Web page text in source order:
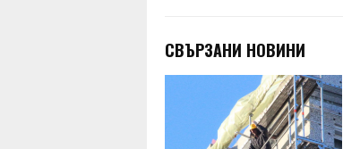
СВЪРЗАНИ НОВИНИ